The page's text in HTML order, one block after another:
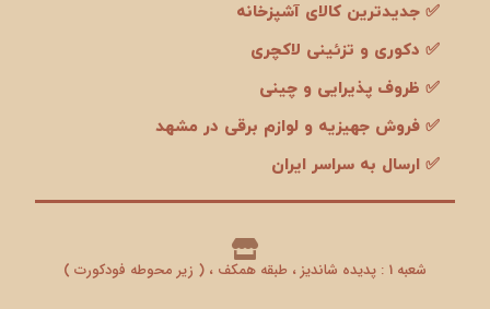
✅ جدیدترین کالای آشپزخانه
✅ دکوری و تزئینی لاکچری
✅ ظروف پذیرایی و چینی
✅ فروش جهیزیه و لوازم برقی در مشهد
✅ ارسال به سراسر ایران
شعبه 1 : پدیده شاندیز ، طبقه همکف ، ( زیر محوطه فودکورت )